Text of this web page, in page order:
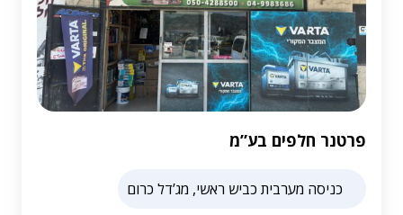
פרטנר חלפים בע”מ
כניסה מערבית כביש ראשי, מג’דל כרום